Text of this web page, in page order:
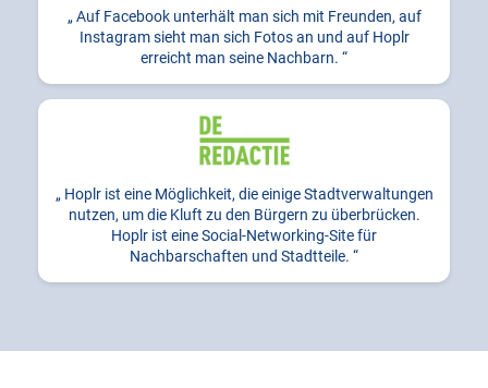
Auf Facebook unterhält man sich mit Freunden, auf
Instagram sieht man sich Fotos an und auf Hoplr
erreicht man seine Nachbarn.
Hoplr ist eine Möglichkeit, die einige Stadtverwaltungen
nutzen, um die Kluft zu den Bürgern zu überbrücken.
Hoplr ist eine Social-Networking-Site für
Nachbarschaften und Stadtteile.